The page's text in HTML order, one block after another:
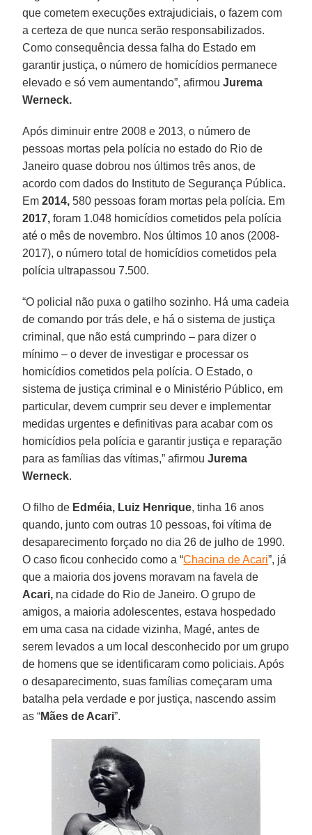
que cometem execuções extrajudiciais, o fazem com
a certeza de que nunca serão responsabilizados.
Como consequência dessa falha do Estado em
garantir justiça, o número de homicídios permanece
elevado e só vem aumentando”, afirmouJurema
Werneck.
Após diminuir entre 2008 e 2013, o número de
pessoas mortas pela polícia no estado do Rio de
Janeiro quase dobrou nos últimos três anos, de
acordo com dados do Instituto de Segurança Pública.
Em2014, 580 pessoas foram mortas pela polícia. Em
2017, foram 1.048 homicídios cometidos pela polícia
até o mês de novembro. Nos últimos 10 anos (2008-
2017), o número total de homicídios cometidos pela
polícia ultrapassou 7.500.
“O policial não puxa o gatilho sozinho. Há uma cadeia
de comando por trás dele, e há o sistema de justiça
criminal, que não está cumprindo – para dizer o
mínimo – o dever de investigar e processar os
homicídios cometidos pela polícia. O Estado, o
sistema de justiça criminal e o Ministério Público, em
particular, devem cumprir seu dever e implementar
medidas urgentes e definitivas para acabar com os
homicídios pela polícia e garantir justiça e reparação
para as famílias das vítimas,” afirmouJurema
Werneck.
O filho de Edméia, Luiz Henrique, tinha 16 anos
quando, junto com outras 10 pessoas, foi vítima de
desaparecimento forçado no dia 26 de julho de 1990.
O caso ficou conhecido como a “Chacina de Acari”, já
que a maioria dos jovens moravam na favela de
Acari, na cidade do Rio de Janeiro. O grupo de
amigos, a maioria adolescentes, estava hospedado
em uma casa na cidade vizinha, Magé, antes de
serem levados a um local desconhecido por um grupo
de homens que se identificaram como policiais. Após
o desaparecimento, suas famílias começaram uma
batalha pela verdade e por justiça, nascendo assim
as “Mães de Acari”.